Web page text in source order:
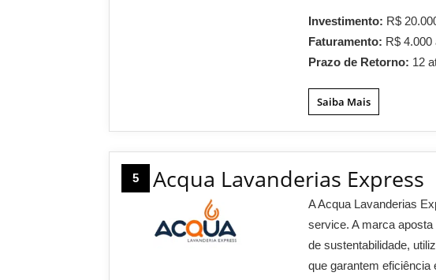
Investimento: R$
Faturamento: R$ 4.000
Prazo de Retorno: 12
Saiba Mais
5 Acqua Lavanderias Express
A Acqua Lavanderias
service. A marca
de sustentabilidade,
que garantem eficiência